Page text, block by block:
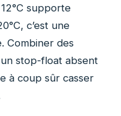
supporte
c’est une
Combiner des
stop-float absent
à coup sûr casser